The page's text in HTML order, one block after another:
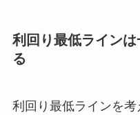
利回り最低ライン
る
利回り最低ラインを